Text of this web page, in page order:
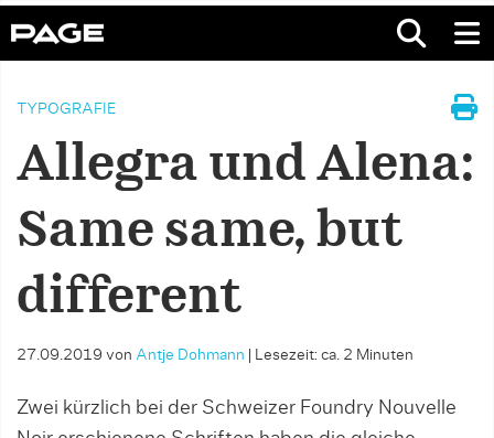
TYPOGRAFIE
Allegra und Alena:
Same same, but
different
27.09.2019 von Antje Dohmann Lesezeit: ca. 2 Minuten
Zwei kürzlich bei der Schweizer Foundry Nouvelle